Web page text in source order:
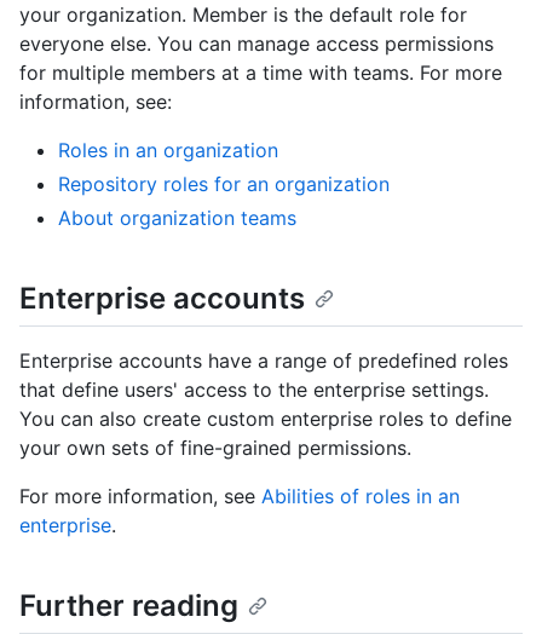
your organization. Member is the default role for
everyone else. You can manage access permissions
for multiple members at a time with teams. For more
information, see:
Roles in an organization
Repository roles for an organization
About organization teams
Enterprise accounts
Enterprise accounts have a range of predefined roles
that define users' access to the enterprise settings.
You can also create custom enterprise roles to define
your own sets of fine-grained permissions.
For more information, see Abilities of roles in an
enterprise.
Further reading